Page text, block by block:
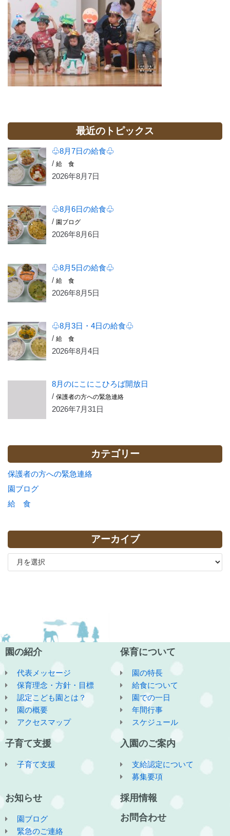
最近のトピックス
♧8月7日の給食♧
/給 食
2026年8月7日
♧8月6日の給食♧
/園ブログ
2026年8月6日
♧8月5日の給食♧
/給 食
2026年8月5日
♧8月3日・4日の給食♧
/給 食
2026年8月4日
8月のにこにこひろば開放日
/保護者の方への緊急連絡
2026年7月31日
カテゴリー
保護者の方への緊急連絡
園ブログ
給 食
アーカイブ
園の紹介
代表メッセージ
保育理念・方針・目標
認定こども園とは？
園の概要
アクセスマップ
保育について
園の特長
給食について
園での一日
年間行事
スケジュール
子育て支援
子育て支援
入園のご案内
支給認定について
募集要項
お知らせ
園ブログ
緊急のご連絡
採用情報
お問合わせ